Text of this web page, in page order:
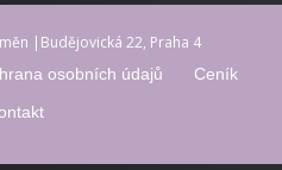
|Budějovická 22, Praha 4
osobních údajů
Ceník